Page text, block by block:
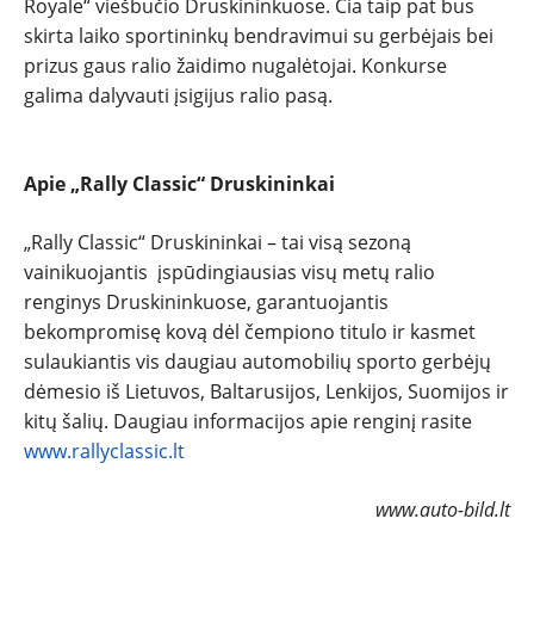
Royale“ viešbučio Druskininkuose. Čia taip pat bus
skirta laiko sportininkų bendravimui su gerbėjais bei
prizus gaus ralio žaidimo nugalėtojai. Konkurse
galima dalyvauti įsigijus ralio pasą.
Apie „Rally Classic“ Druskininkai
„Rally Classic“ Druskininkai – tai visą sezoną
vainikuojantis įspūdingiausias visų metų ralio
renginys Druskininkuose, garantuojantis
bekompromisę kovą dėl čempiono titulo ir kasmet
sulaukiantis vis daugiau automobilių sporto gerbėjų
dėmesio iš Lietuvos, Baltarusijos, Lenkijos, Suomijos ir
kitų šalių. Daugiau informacijos apie renginį rasite
www.rallyclassic.lt
www.auto-bild.lt